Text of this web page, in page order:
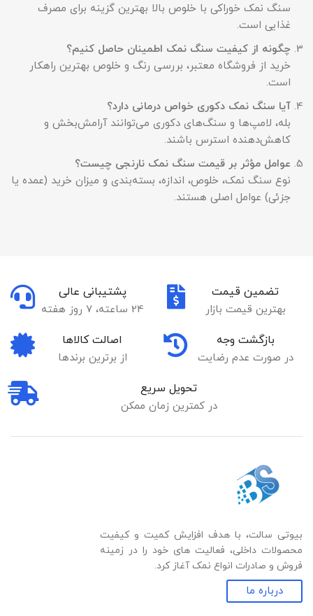
سنگ نمک خوراکی با خلوص بالا بهترین گزینه برای مصرف
غذایی است.
چگونه از کیفیت سنگ نمک اطمینان حاصل کنیم؟
خرید از فروشگاه معتبر، بررسی رنگ و خلوص بهترین راهکار
است.
آیا سنگ نمک دکوری خواص درمانی دارد؟
بله، لامپ‌ها و سنگ‌های دکوری می‌توانند آرامش‌بخش و
کاهش‌دهنده استرس باشند.
عوامل مؤثر بر قیمت سنگ نمک نارنجی چیست؟
نوع سنگ نمک، خلوص، اندازه، بسته‌بندی و میزان خرید (عمده یا
جزئی) عوامل اصلی هستند.
تضمین قیمت
بهترین قیمت بازار
پشتیبانی عالی
24 ساعته، 7 روز هفته
بازگشت وجه
در صورت عدم رضایت
اصالت کالاها
از برترین برندها
تحویل سریع
در کمترین زمان ممکن
بیوتی سالت، با هدف افزایش کمیت و کیفیت
محصولات داخلی، فعالیت های خود را در زمینه
فروش و صادرات انواع نمک آغاز کرد.
درباره ما